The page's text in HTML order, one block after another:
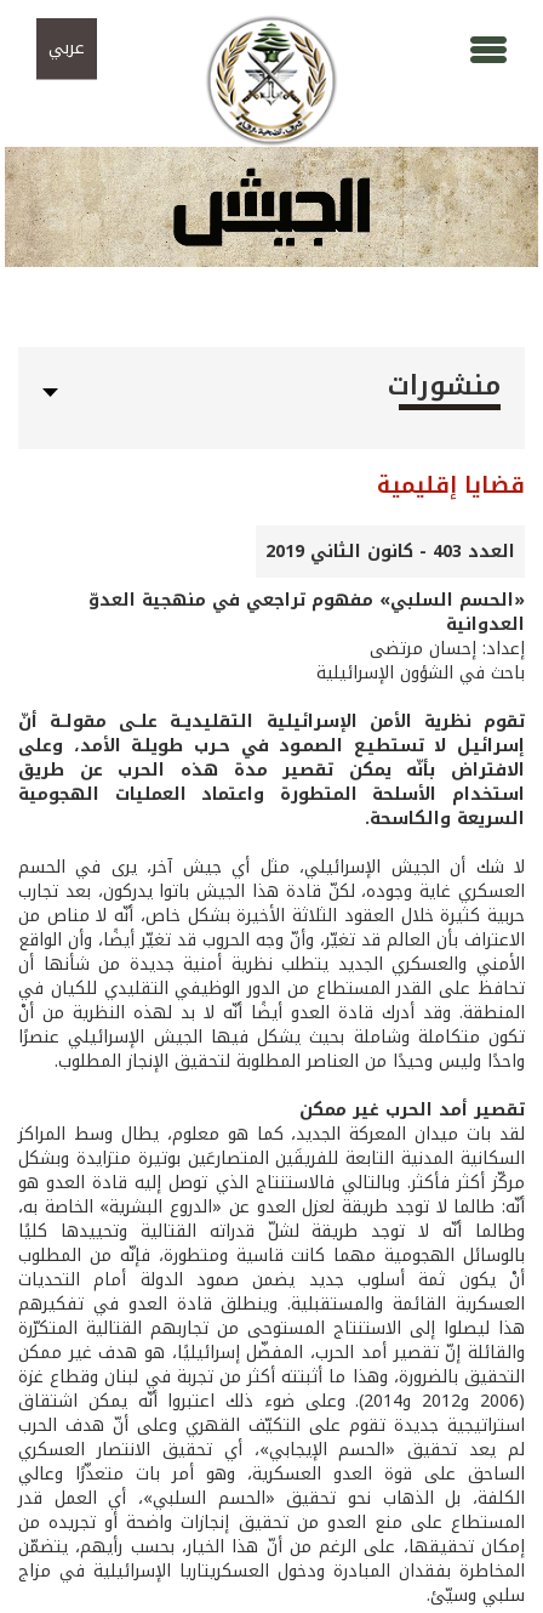
عربي
منشورات
قضايا إقليمية
العدد 403 - كانون الثاني 2019
«الحسم السلبي» مفهوم تراجعي في منهجية العدوّ
العدوانية
إعداد: إحسان مرتضى
باحث في الشؤون الإسرائيلية
تقوم نظرية الأمن الإسرائيلية التقليديــة علــى مقولــة أنّ
إسرائيـل لا تستطيـع الصمـود في حـرب طويلـة الأمد، وعلى
الافتراض بأنّه يمكن تقصير مدة هذه الحرب عن طريق
استخدام الأسلحة المتطورة واعتماد العمليات الهجومية
السريعة والكاسحة.
لا شك أن الجيش الإسرائيلي، مثل أي جيش آخر، يرى في الحسم
العسكري غاية وجوده، لكنّ قادة هذا الجيش باتوا يدركون، بعد تجارب
حربية كثيرة خلال العقود الثلاثة الأخيرة بشكل خاص، أنّه لا مناص من
الاعتراف بأن العالم قد تغيّر، وأنّ وجه الحروب قد تغيّر أيضًا، وأن الواقع
الأمني والعسكري الجديد يتطلب نظرية أمنية جديدة من شأنها أن
تحافظ على القدر المستطاع من الدور الوظيفي التقليدي للكيان في
المنطقة. وقد أدرك قادة العدو أيضًا أنّه لا بد لهذه النظرية من أنْ
تكون متكاملة وشاملة بحيث يشكل فيها الجيش الإسرائيلي عنصرًا
واحدًا وليس وحيدًا من العناصر المطلوبة لتحقيق الإنجاز المطلوب.
تقصير أمد الحرب غير ممكن
لقد بات ميدان المعركة الجديد، كما هو معلوم، يطال وسط المراكز
السكانية المدنية التابعة للفريقَين المتصارعَين بوتيرة متزايدة وبشكل
مركّز أكثر فأكثر. وبالتالي فالاستنتاج الذي توصل إليه قادة العدو هو
أنّه: طالما لا توجد طريقة لعزل العدو عن «الدروع البشرية» الخاصة به،
وطالما أنّه لا توجد طريقة لشلّ قدراته القتالية وتحييدها كليًا
بالوسائل الهجومية مهما كانت قاسية ومتطورة، فإنّه من المطلوب
أنْ يكون ثمة أسلوب جديد يضمن صمود الدولة أمام التحديات
العسكرية القائمة والمستقبلية. وينطلق قادة العدو في تفكيرهم
هذا ليصلوا إلى الاستنتاج المستوحى من تجاربهم القتالية المتكرّرة
والقائلة إنّ تقصير أمد الحرب، المفضّل إسرائيليًا، هو هدف غير ممكن
التحقيق بالضرورة، وهذا ما أثبتته أكثر من تجربة في لبنان وقطاع غزة
(2006 و2012 و2014). وعلى ضوء ذلك اعتبروا أنّه يمكن اشتقاق
استراتيجية جديدة تقوم على التكيّف القهري وعلى أنّ هدف الحرب
لم يعد تحقيق «الحسم الإيجابي»، أي تحقيق الانتصار العسكري
الساحق على قوة العدو العسكرية، وهو أمر بات متعذّرًا وعالي
الكلفة، بل الذهاب نحو تحقيق «الحسم السلبي»، أي العمل قدر
المستطاع على منع العدو من تحقيق إنجازات واضحة أو تجريده من
إمكان تحقيقها، على الرغم من أنّ هذا الخيار، بحسب رأيهم، يتضمّن
المخاطرة بفقدان المبادرة ودخول العسكريتاريا الإسرائيلية في مزاج
سلبي وسيّئ.